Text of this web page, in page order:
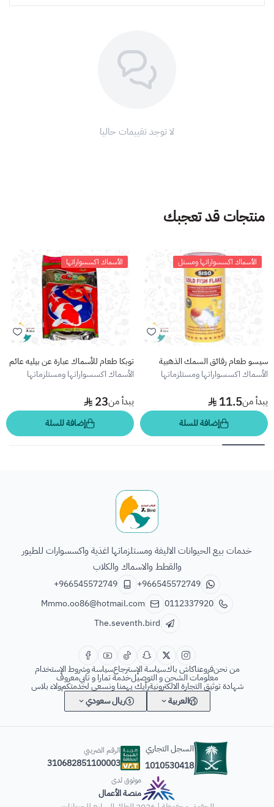
لا توجد تقييمات حاليا
منتجات قد تعجبك
الأسماك اكسسواراتها ومستل
سيسو طعام رقائق السمك الذهبية
الأسماك اكسسواراتها ومستلزماتها
يبدأ من11.5
إضافة للسلة
الأسماك اكسسواراتها
توبكا طعام للأسماك عبارة عن بيليه عائم
الأسماك اكسسواراتها ومستلزماتها
يبدأ من23
إضافة للسلة
خدمات بيع الحيوانات الاليفة ومستلزماتها اغذية واكسسوارات للطيور
والقطط والاسماك والكلاب
+966545572749
+966545572749
0112337920
Mmmo.oo86@hotmail.com
The.seventh.bird
من نحنفروعناكاش باكسياسة الإسترجاعسياسة وشروط الإستخدام
معلومات الشحن و التوصيلخدمة تمارا و تابيمعروف
شهادة توثيق التجارة الالكترونيةرأيك يهمنا ونسعى لخدمتكمولاء بلاس
العربية
ريال سعودي
السجل التجاري
1010530418
الرقم الضريبي
310682851100003
موثوق لدى
منصة الأعمال